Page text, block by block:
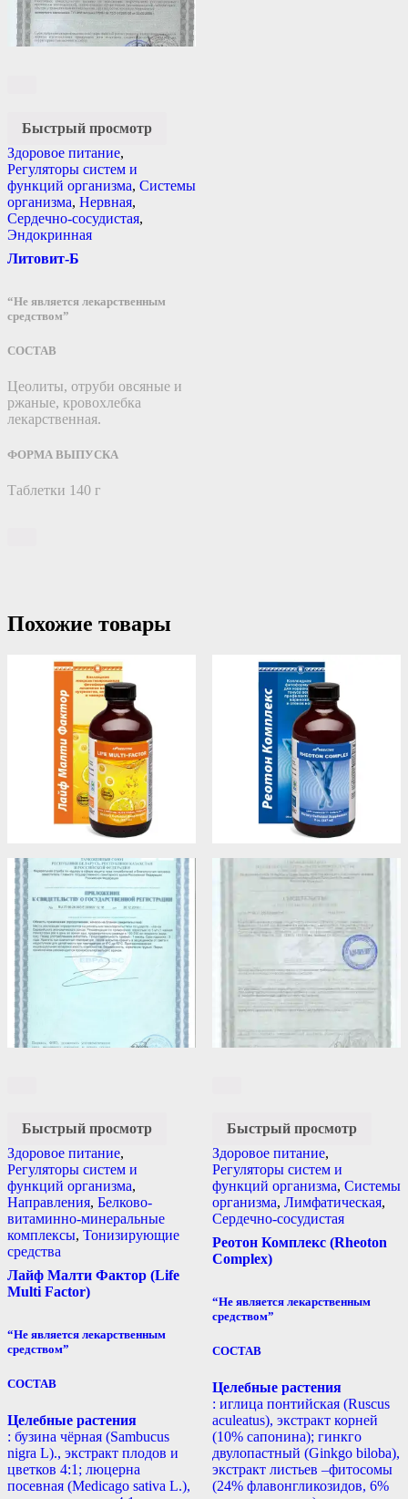
Быстрый просмотр
Здоровое питание,
Регуляторы систем и
функций организма, Системы
организма, Нервная,
Сердечно-сосудистая,
Эндокринная
Литовит-Б
“Не является лекарственным
средством”
СОСТАВ
Цеолиты, отруби овсяные и
ржаные, кровохлебка
лекарственная.
ФОРМА ВЫПУСКА
Таблетки 140 г
Похожие товары
Быстрый просмотр
Здоровое питание,
Регуляторы систем и
функций организма,
Направления, Белково-
витаминно-минеральные
комплексы, Тонизирующие
средства
Лайф Малти Фактор (Life
Multi Factor)
“Не является лекарственным
средством”
СОСТАВ
Целебные растения
: бузина чёрная (Sambucus
nigra L)., экстракт плодов и
цветков 4:1; люцерна
посевная (Medicago sativa L.),
Быстрый просмотр
Здоровое питание,
Регуляторы систем и
функций организма, Системы
организма, Лимфатическая,
Сердечно-сосудистая
Реотон Комплекс (Rheoton
Complex)
“Не является лекарственным
средством”
СОСТАВ
Целебные растения
: иглица понтийская (Ruscus
aculeatus), экстракт корней
(10% сапонина); гинкго
двулопастный (Ginkgo biloba),
экстракт листьев –фитосомы
(24% флавонгликозидов, 6%